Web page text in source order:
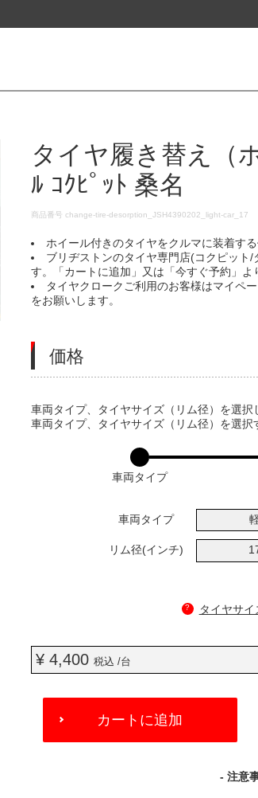
タイヤ履き替え（
ﾙ ｺｸﾋﾟｯﾄ 桑名
DETAILS
商品番号change-tire-desorption_JSH4390202_light-car_17
ホイール付きのタイヤをクルマに装着する
ブリヂストンのタイヤ専門店(コクピット
す。「カートに追加」又は「今すぐ予約」よ
タイヤクロークご利用のお客様はマイペ
をお願いします。
価格
VARIATIONS
車両タイプ、タイヤサイズ（リム径）を選択
車両タイプ、タイヤサイズ（リム径）を選択
車両タイプ
車両タイプ
リム径(インチ)
? タイヤサ
¥ 4,400税込 /台
ADD
CART
カートに追加
- 注意